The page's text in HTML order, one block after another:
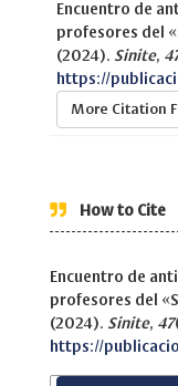
Encuentro de
profesores del
(2024). Sinite,
https://
More Citation
How to Cite
Encuentro de
profesores del
(2024). Sinite, 47
https://